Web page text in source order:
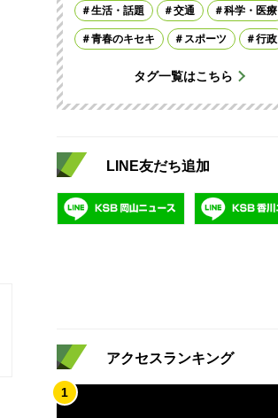
生活・話題 交通 科学・医療
青春のキセキ スポーツ 行政
タグ一覧はこちら
LINE友だち追加
アクセスランキング
1